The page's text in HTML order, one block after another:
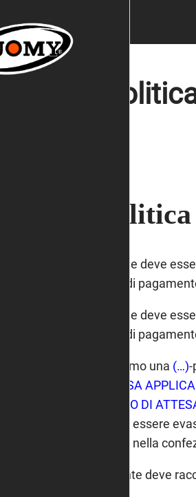
L'ordine deve
caso di
L'ordine deve
caso di
Abbiamo una (…)-
ATTESA
TEMPO DI
possa essere
pulito, nella
Il cliente deve